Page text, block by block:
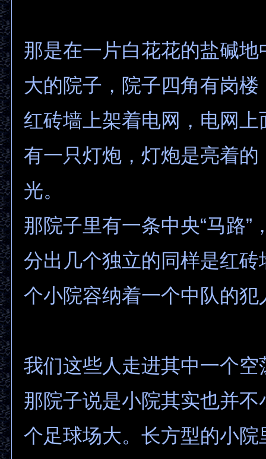
那是在一片白花花的盐碱地
大的院子，院子四角有岗楼
红砖墙上架着电网，电网上
有一只灯炮，灯炮是亮着的
光。
那院子里有一条中央“马路”
分出几个独立的同样是红砖
个小院容纳着一个中队的犯
我们这些人走进其中一个空
那院子说是小院其实也并不
个足球场大。长方型的小院